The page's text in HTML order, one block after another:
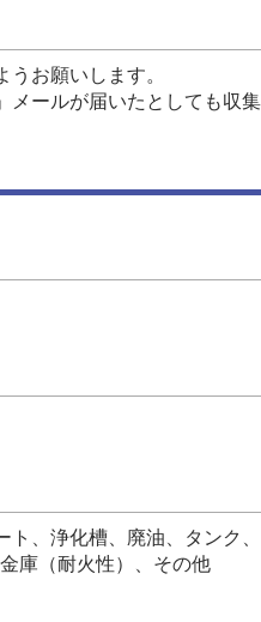
お願いします。
メールが届いたとしても収
ト、浄化槽、廃油、タンク
庫（耐火性）、その他